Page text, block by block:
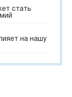
стать
на нашу